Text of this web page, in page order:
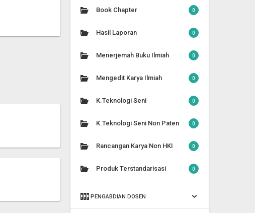
Book Chapter 0
Hasil Laporan 0
Menerjemah Buku Ilmiah 0
Mengedit Karya Ilmiah 0
K.Teknologi Seni 0
K.Teknologi Seni Non Paten 0
Rancangan Karya Non HKI 0
Produk Terstandarisasi 0
PENGABDIAN DOSEN